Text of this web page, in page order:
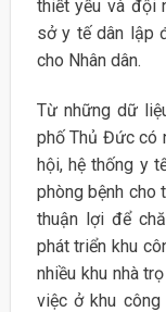
thiết yếu và đội
sở y tế dân lập
cho Nhân dân.
Từ những dữ
phố Thủ Đức có
hội, hệ thống y
phòng bệnh cho
thuận lợi để
phát triển khu
nhiều khu nhà
việc ở khu công